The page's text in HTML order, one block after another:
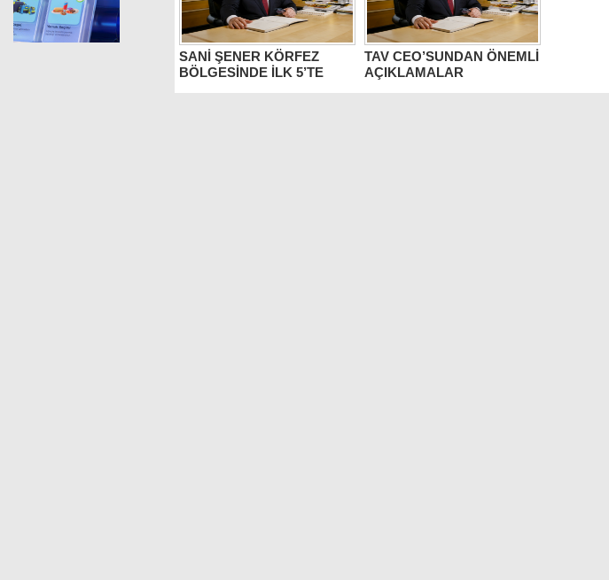
SANİ ŞENER KÖRFEZ
BÖLGESİNDE İLK 5’TE
TAV CEO’SUNDAN ÖNEMLİ
AÇIKLAMALAR